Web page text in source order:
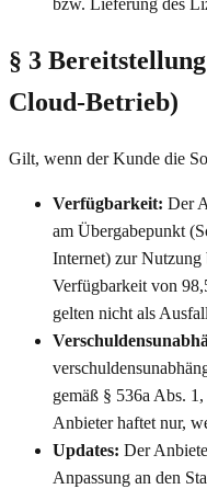
bzw. Lieferung des
§ 3
Cloud-Betrieb)
Gilt, wenn der Kunde die
Verfügbarkeit: Der
am Übergabepunkt
Internet) zur Nutzung
Verfügbarkeit von
gelten nicht als
gemäß § 536a Abs.
Anbieter haftet nur,
Updates: Der
Anpassung an den